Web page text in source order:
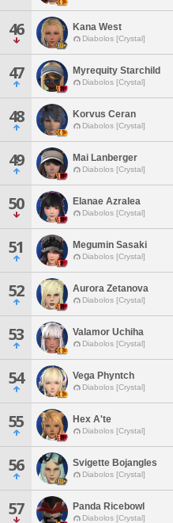
46 Kana West
Diabolos [Crystal]
47 Myrequity Starchild
Diabolos [Crystal]
48 Korvus Ceran
Diabolos [Crystal]
49 Mai Lanberger
Diabolos [Crystal]
50 Elanae Azralea
Diabolos [Crystal]
51 Megumin Sasaki
Diabolos [Crystal]
52 Aurora Zetanova
Diabolos [Crystal]
53 Valamor Uchiha
Diabolos [Crystal]
54 Vega Phyntch
Diabolos [Crystal]
55 Hex A'te
Diabolos [Crystal]
56 Svigette Bojangles
Diabolos [Crystal]
57 Panda Ricebowl
Diabolos [Crystal]